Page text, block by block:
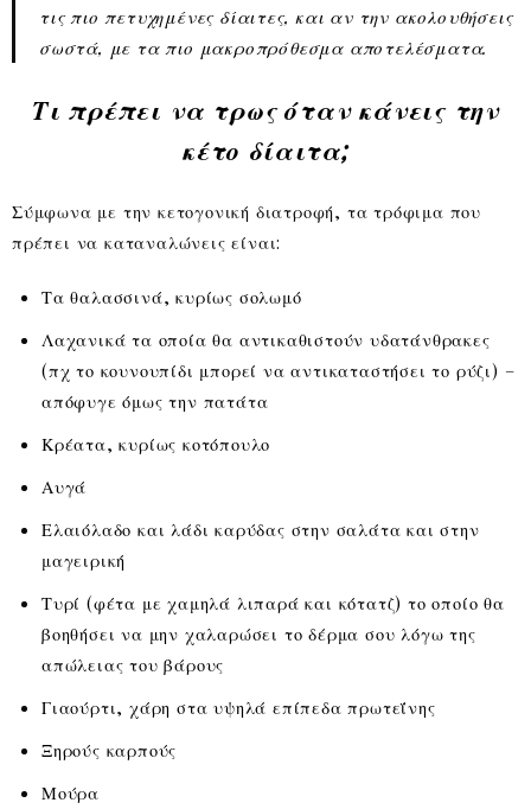
τις πιο πετυχημένες δίαιτες, και αν την ακολουθήσεις
σωστά, με τα πιο μακροπρόθεσμα αποτελέσματα.
Τι πρέπει να τρως όταν κάνεις την
κέτο δίαιτα;
Σύμφωνα με την κετογονική διατροφή, τα τρόφιμα που
πρέπει να καταναλώνεις είναι:
Τα θαλασσινά, κυρίως σολωμό
Λαχανικά τα οποία θα αντικαθιστούν υδατάνθρακες
(πχ το κουνουπίδι μπορεί να αντικαταστήσει το ρύζι) –
απόφυγε όμως την πατάτα
Κρέατα, κυρίως κοτόπουλο
Αυγά
Ελαιόλαδο και λάδι καρύδας στην σαλάτα και στην
μαγειρική
Τυρί (φέτα με χαμηλά λιπαρά και κότατζ) το οποίο θα
βοηθήσει να μην χαλαρώσει το δέρμα σου λόγω της
απώλειας του βάρους
Γιαούρτι, χάρη στα υψηλά επίπεδα πρωτεΐνης
Ξηρούς καρπούς
Μούρα